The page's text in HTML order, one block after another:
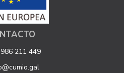
211 449